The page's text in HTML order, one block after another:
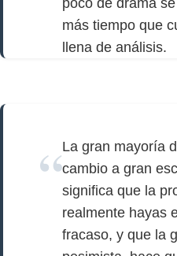
poco de drama
más tiempo que
llena de análisis.
La gran mayoría
cambio a gran
significa que la
realmente hayas
fracaso, y que la